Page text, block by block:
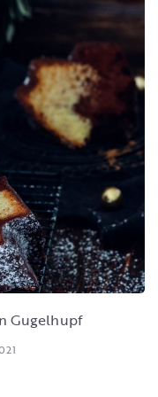
Gugelhupf